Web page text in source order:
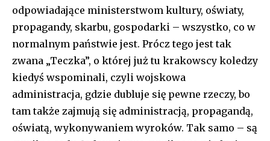
odpowiadające ministerstwom kultury, oświaty,
propagandy, skarbu, gospodarki – wszystko, co w
normalnym państwie jest. Prócz tego jest tak
zwana „Teczka”, o której już tu krakowscy koledzy
kiedyś wspominali, czyli wojskowa
administracja, gdzie dubluje się pewne rzeczy, bo
tam także zajmują się administracją, propagandą,
oświatą, wykonywaniem wyroków. Tak samo – są